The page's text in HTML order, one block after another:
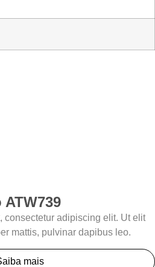
consectetur adipiscing elit. Ut elit
mattis, pulvinar dapibus leo.
mais